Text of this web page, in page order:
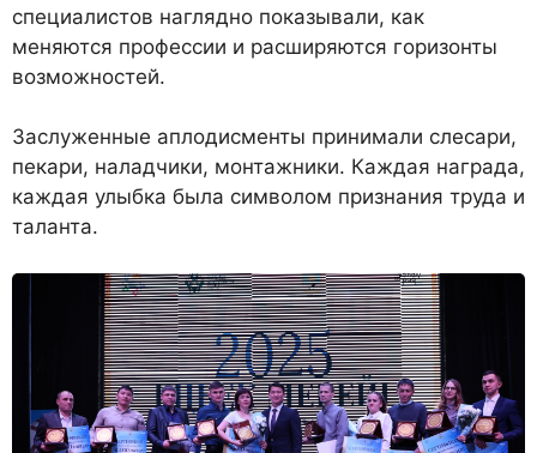
специалистов наглядно показывали, как
меняются профессии и расширяются горизонты
возможностей.
Заслуженные аплодисменты принимали слесари,
пекари, наладчики, монтажники. Каждая награда,
каждая улыбка была символом признания труда и
таланта.